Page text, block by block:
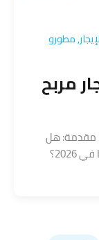
,مطورو
مربح
عقار بغرض الإيجار مربح في 2026؟ مقدمة: هل
شراء عقار بغرض الإيجار ما زال استثمارًا مربحًا في 2026؟